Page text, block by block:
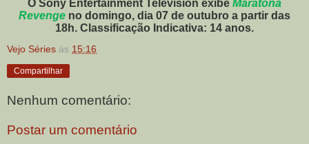
O Sony Entertainment Television exibe Maratona
Revenge no domingo, dia 07 de outubro a partir das
18h. Classificação Indicativa: 14 anos.
Vejo Séries às 15:16
Compartilhar
Nenhum comentário:
Postar um comentário